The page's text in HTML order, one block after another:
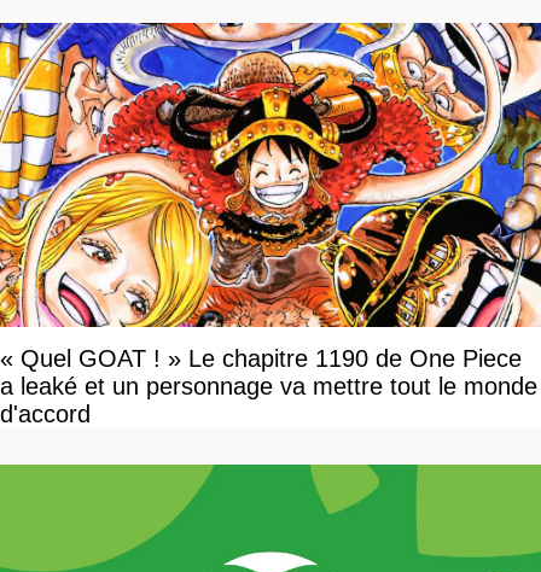
« Quel GOAT ! » Le chapitre 1190 de One Piece
a leaké et un personnage va mettre tout le monde
d'accord